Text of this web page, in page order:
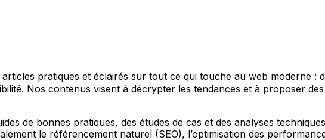
pratiques et éclairés sur tout ce qui touche au web moderne :
Nos contenus visent à décrypter les tendances et à proposer
de bonnes pratiques, des études de cas et des analyses
le référencement naturel (SEO), l’optimisation des